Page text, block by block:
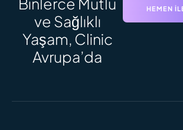
SAÇ EKIMI SÜRECI
Saç Ekimi Süreci: Adım Adım
Çizelgesi ve Sonuçlar
ve Sağlıklı
Yaşam, Clinic
Avrupa’da
HEMEN